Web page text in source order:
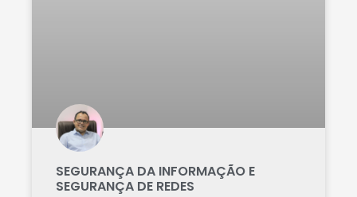
SEGURANÇA DA INFORMAÇÃO E
SEGURANÇA DE REDES